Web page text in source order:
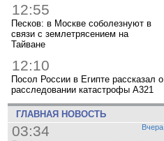
12:55
Песков: в Москве соболезнуют в
связи с землетрясением на
Тайване
12:10
Посол России в Египте рассказал о
расследовании катастрофы A321
ГЛАВНАЯ НОВОСТЬ
Вчера
03:34